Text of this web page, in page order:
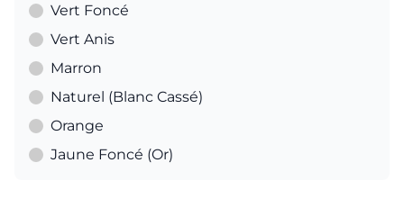
Vert Foncé
Vert Anis
Marron
Naturel (Blanc Cassé)
Orange
Jaune Foncé (Or)